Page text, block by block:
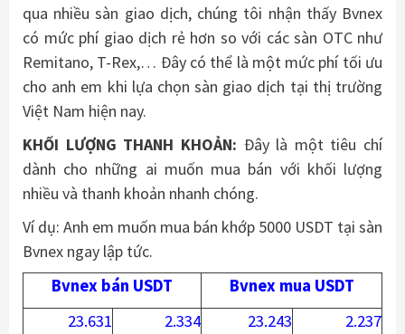
qua nhiều sàn giao dịch, chúng tôi nhận thấy Bvnex
có mức phí giao dịch rẻ hơn so với các sàn OTC như
Remitano, T-Rex,… Đây có thể là một mức phí tối ưu
cho anh em khi lựa chọn sàn giao dịch tại thị trường
Việt Nam hiện nay.
KHỐI LƯỢNG THANH KHOẢN: Đây là một tiêu chí
dành cho những ai muốn mua bán với khối lượng
nhiều và thanh khoản nhanh chóng.
Ví dụ: Anh em muốn mua bán khớp 5000 USDT tại sàn
Bvnex ngay lập tức.
Bvnex bán USDT
Bvnex mua USDT
23.631
2.334 23.243
2.237